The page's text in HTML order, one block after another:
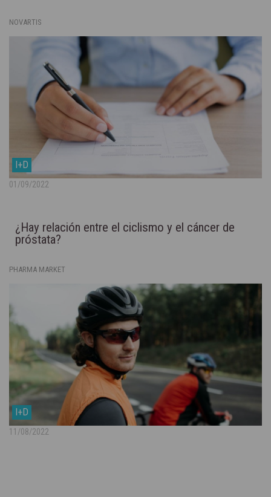
NOVARTIS
I+D
01/09/2022
¿Hay relación entre el ciclismo y el cáncer de
próstata?
PHARMA MARKET
I+D
11/08/2022